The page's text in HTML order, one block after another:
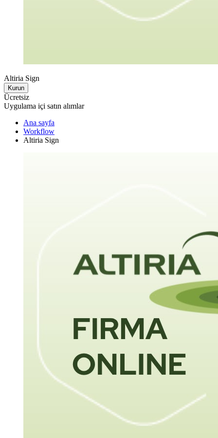
Altiria Sign
Kurun
Ücretsiz
Uygulama içi satın alımlar
Ana sayfa
Workflow
Altiria Sign